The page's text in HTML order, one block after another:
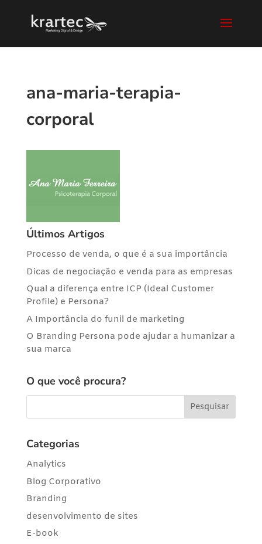
ana-maria-terapia-
corporal
Últimos Artigos
Processo de venda, o que é a sua importância
Dicas de negociação e venda para as empresas
Qual a diferença entre ICP (Ideal Customer
Profile) e Persona?
A Importância do funil de marketing
O Branding Persona pode ajudar a humanizar a
sua marca
O que você procura?
Categorias
Analytics
Blog Corporativo
Branding
desenvolvimento de sites
E-book